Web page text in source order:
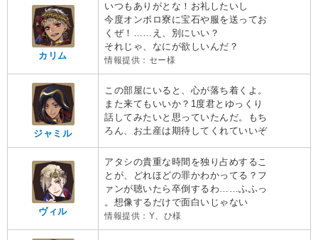
カリム
いつもありがとな！お礼したいし
今度オンボロ寮に宝石や服を送ってお
くぜ！……え、別にいい？
それじゃ、なにが欲しいんだ？
情報提供：セー様
ジャミル
この部屋にいると、心が落ち着くよ。
また来てもいいか？1度君とゆっくり
話してみたいと思っていたんだ。もち
ろん、お土産は期待してくれていいぞ
ヴィル
アタシの貴重な時間を独り占めするこ
とが、どれほどの罪かわかってる？フ
ァンが聴いたら卒倒するわ……ふふっ
。想像するだけで面白いじゃない
情報提供：Y、ひ様